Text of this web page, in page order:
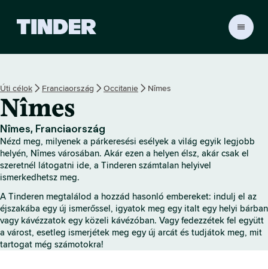
r
z
d
ő
o
a
l
Úti célok Franciaország Occitanie Nîmes
Nîmes
Nîmes, Franciaország
Nézd meg, milyenek a párkeresési esélyek a világ egyik legjobb
helyén, Nîmes városában. Akár ezen a helyen élsz, akár csak el
szeretnél látogatni ide, a Tinderen számtalan helyivel
ismerkedhetsz meg.
A Tinderen megtalálod a hozzád hasonló embereket: indulj el az
éjszakába egy új ismerőssel, igyatok meg egy italt egy helyi bárban
vagy kávézzatok egy közeli kávézóban. Vagy fedezzétek fel együtt
a várost, esetleg ismerjétek meg egy új arcát és tudjátok meg, mit
tartogat még számotokra!